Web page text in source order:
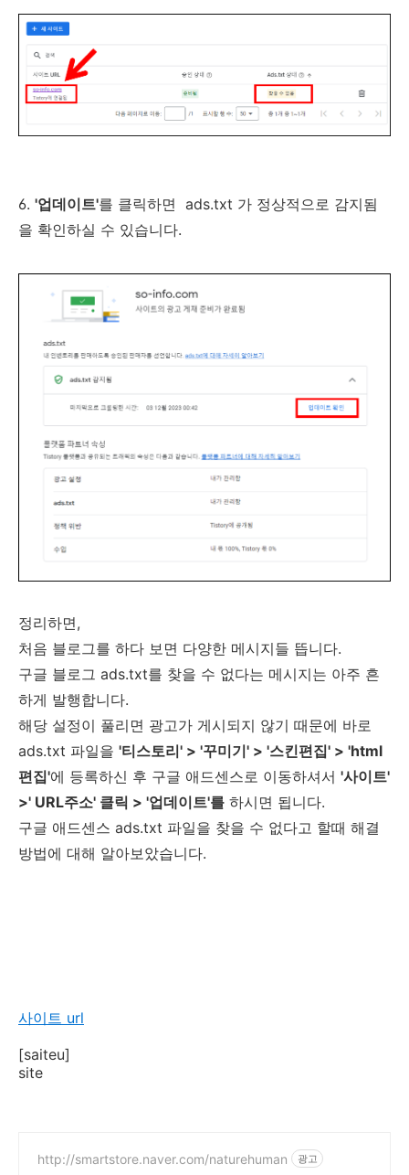
6. '업데이트'를 클릭하면 ads.txt 가 정상적으로 감지됨
을 확인하실 수 있습니다.
정리하면,
처음 블로그를 하다 보면 다양한 메시지들 뜹니다.
구글 블로그 ads.txt를 찾을 수 없다는 메시지는 아주 흔
하게 발행합니다.
해당 설정이 풀리면 광고가 게시되지 않기 때문에 바로
ads.txt 파일을 '티스토리' > '꾸미기' > '스킨편집' > 'html
편집'에 등록하신 후 구글 애드센스로 이동하셔서 '사이트'
>' URL주소' 클릭 > '업데이트'를 하시면 됩니다.
구글 애드센스 ads.txt 파일을 찾을 수 없다고 할때 해결
방법에 대해 알아보았습니다.
사이트 url
[saiteu]
site
http://smartstore.naver.com/naturehuman 광고